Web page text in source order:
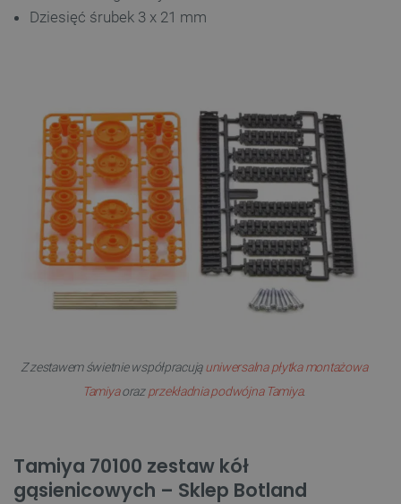
Dziesięć śrubek 3 x 21 mm
Z zestawem świetnie współpracująuniwersalna płytka montażowa
Tamiyaorazprzekładnia podwójna Tamiya.
Tamiya 70100 zestaw kół
gąsienicowych – Sklep Botland